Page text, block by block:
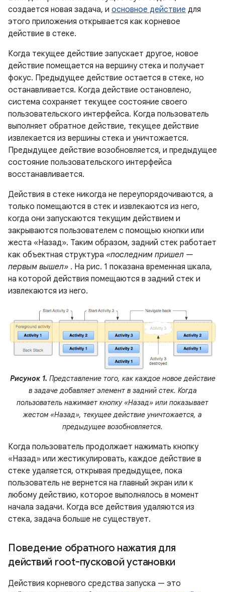
создается новая задача, и основное действие для
этого приложения открывается как корневое
действие в стеке.
Когда текущее действие запускает другое, новое
действие помещается на вершину стека и получает
фокус. Предыдущее действие остается в стеке, но
останавливается. Когда действие остановлено,
система сохраняет текущее состояние своего
пользовательского интерфейса. Когда пользователь
выполняет обратное действие, текущее действие
извлекается из вершины стека и уничтожается.
Предыдущее действие возобновляется, и предыдущее
состояние пользовательского интерфейса
восстанавливается.
Действия в стеке никогда не переупорядочиваются, а
только помещаются в стек и извлекаются из него,
когда они запускаются текущим действием и
закрываются пользователем с помощью кнопки или
жеста «Назад». Таким образом, задний стек работает
как объектная структура «последним пришел —
первым вышел» . На рис. 1 показана временная шкала,
на которой действия помещаются в задний стек и
извлекаются из него.
Рисунок 1. Представление того, как каждое новое действие
в задаче добавляет элемент в задний стек. Когда
пользователь нажимает кнопку «Назад» или показывает
жестом «Назад», текущее действие уничтожается, а
предыдущее возобновляется.
Когда пользователь продолжает нажимать кнопку
«Назад» или жестикулировать, каждое действие в
стеке удаляется, открывая предыдущее, пока
пользователь не вернется на главный экран или к
любому действию, которое выполнялось в момент
начала задачи. Когда все действия удаляются из
стека, задача больше не существует.
Поведение обратного нажатия для
действий root-пусковой установки
Действия корневого средства запуска — это